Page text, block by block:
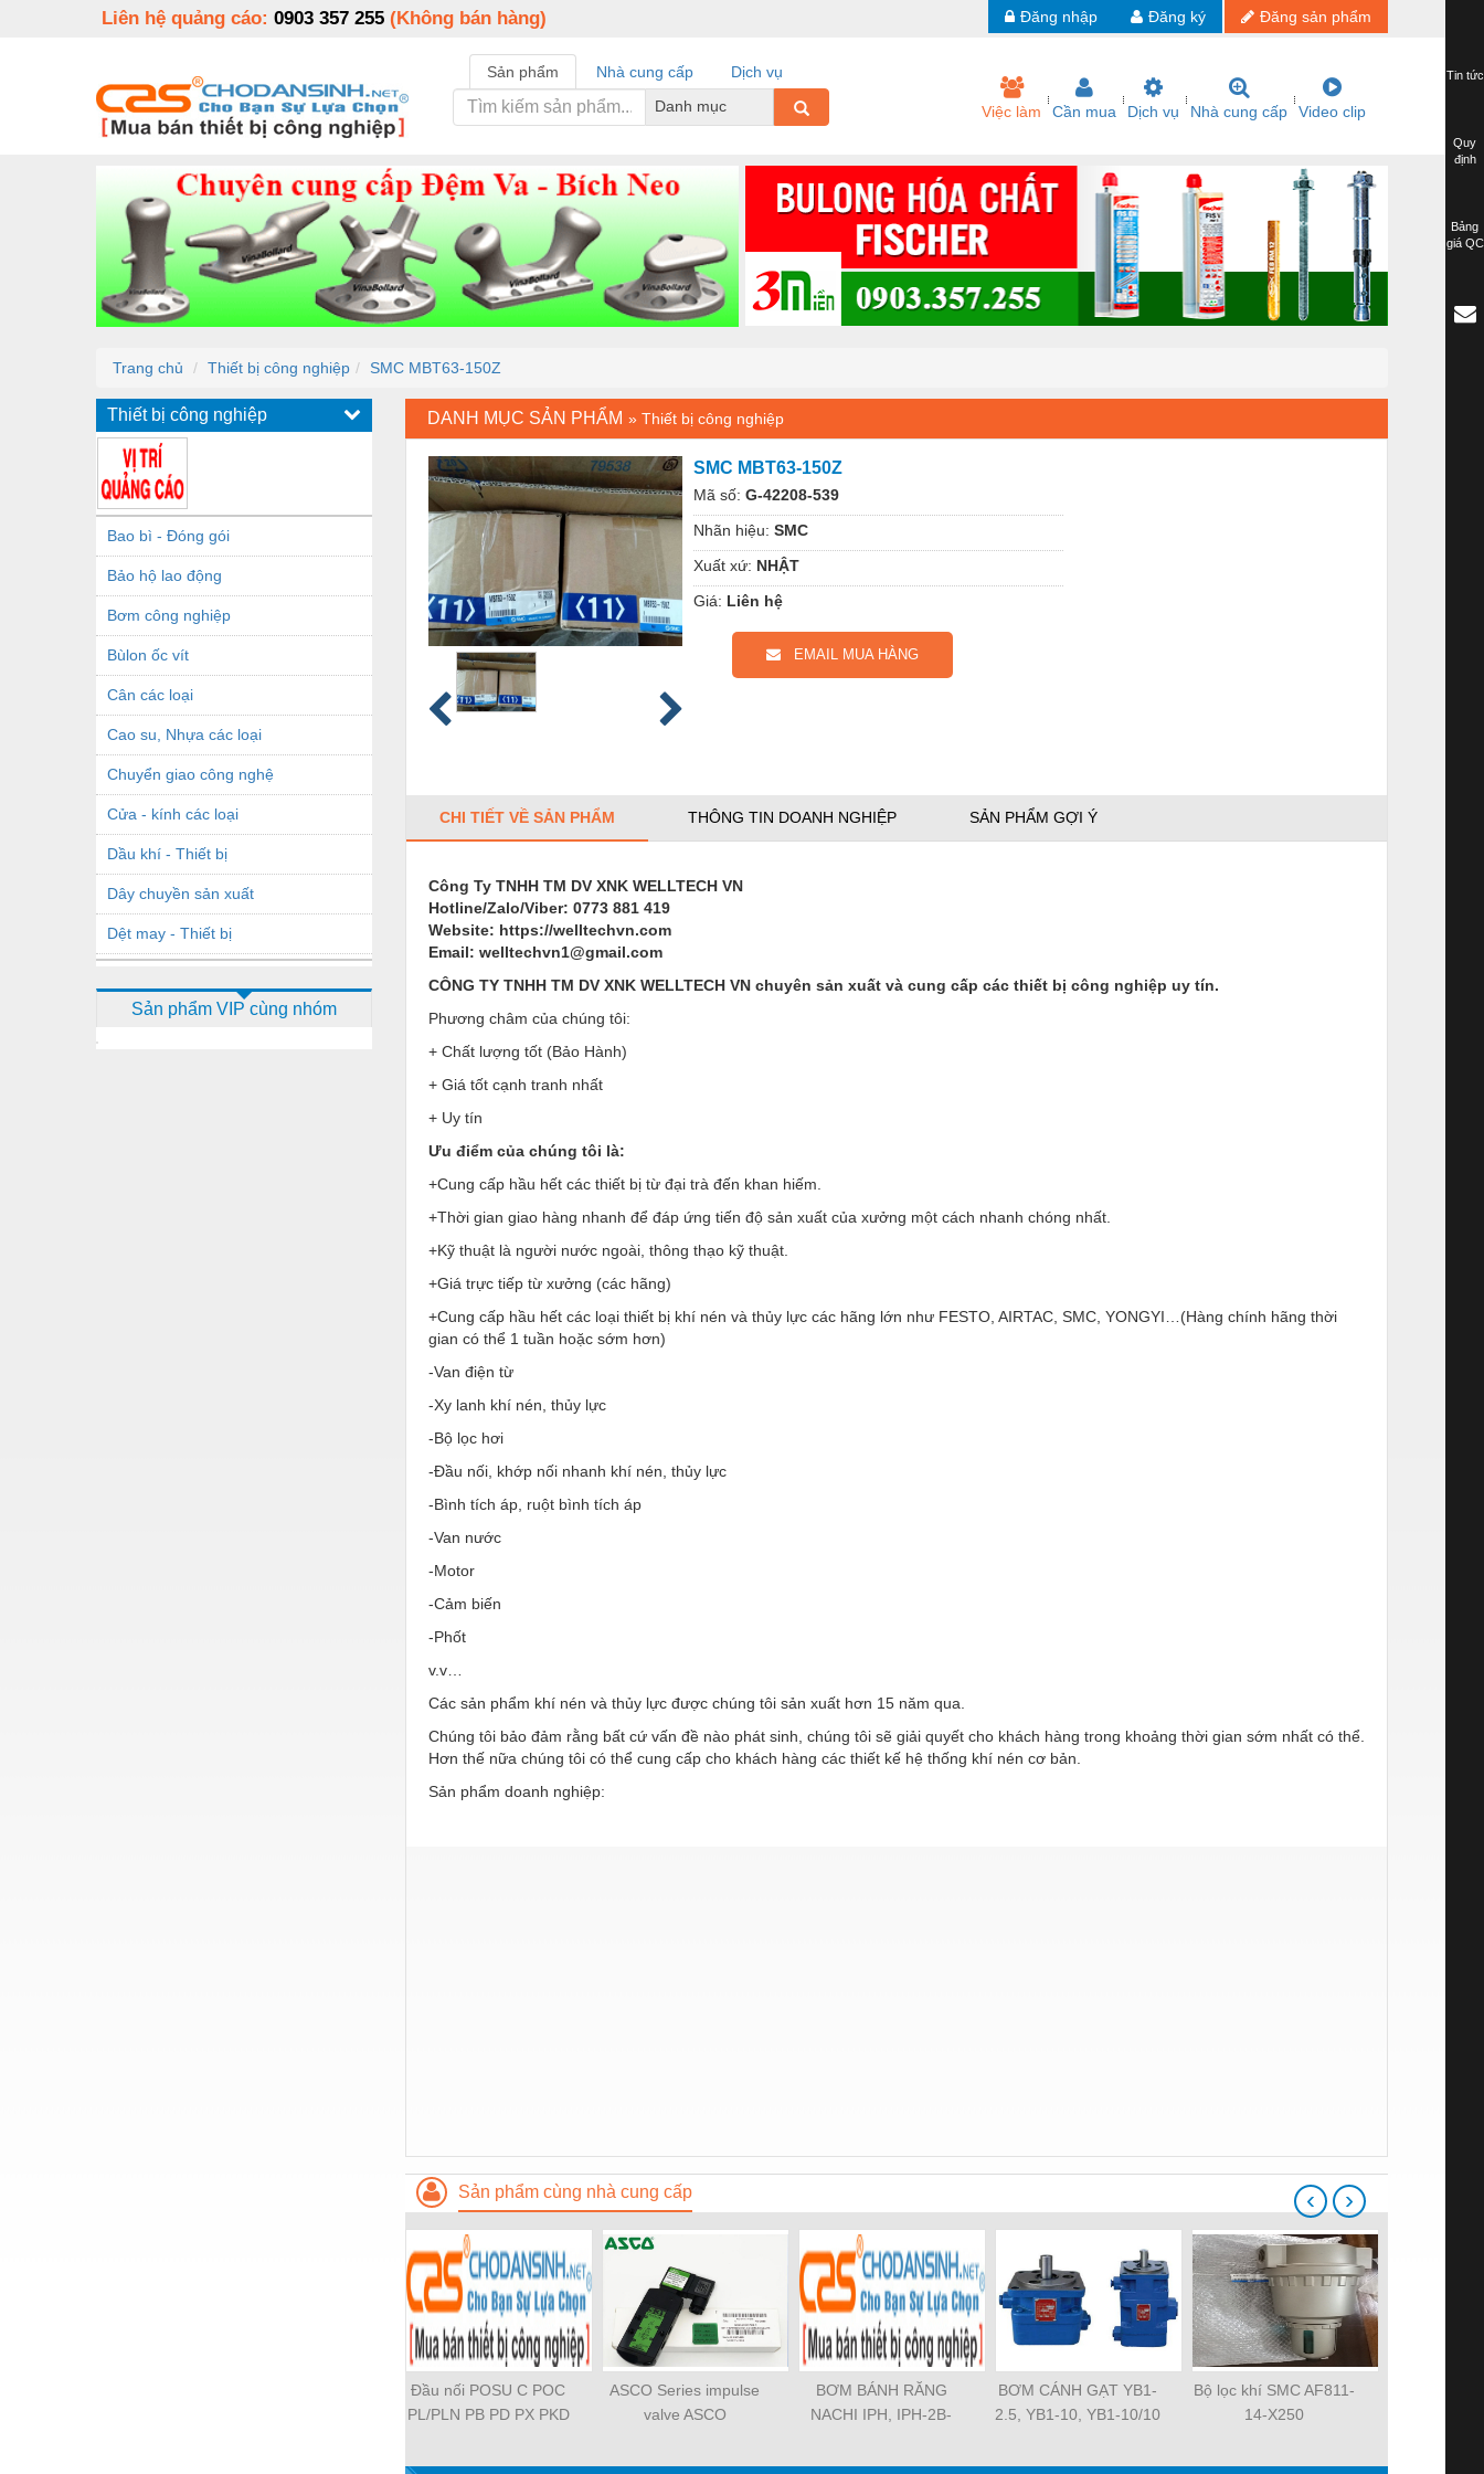
Liên hệ quảng cáo: 0903 357 255 (Không bán hàng) Đăng sản phẩm
Đăng ký
Đăng nhập
Sản phẩm Nhà cung cấp
Dịch vụ
Danh mục
Việc làm Cần mua Dịch vụ Nhà cung cấp Video clip
Trang chủ Thiết bị công nghiệp SMC MBT63-150Z
Thiết bị công nghiệp
Bao bì - Đóng gói
Bảo hộ lao động
Bơm công nghiệp
Bùlon ốc vít
Cân các loại
Cao su, Nhựa các loại
Chuyển giao công nghệ
Cửa - kính các loại
Dầu khí - Thiết bị
Dây chuyền sản xuất
Dệt may - Thiết bị
Dịch vụ - Thi công
Sản phẩm VIP cùng nhóm
DANH MỤC SẢN PHẨM » Thiết bị công nghiệp
SMC MBT63-150Z
Mã số: G-42208-539
Nhãn hiệu: SMC
Xuất xứ: NHẬT
Giá: Liên hệ
EMAIL MUA HÀNG
CHI TIẾT VỀ SẢN PHẨM THÔNG TIN DOANH NGHIỆP SẢN PHẨM GỢI Ý
Công Ty TNHH TM DV XNK WELLTECH VN
Hotline/Zalo/Viber: 0773 881 419
Website: https://welltechvn.com
Email: welltechvn1@gmail.com
CÔNG TY TNHH TM DV XNK WELLTECH VN chuyên sản xuất và cung cấp các thiết bị công nghiệp uy tín.
Phương châm của chúng tôi:
+ Chất lượng tốt (Bảo Hành)
+ Giá tốt cạnh tranh nhất
+ Uy tín
Ưu điểm của chúng tôi là:
+Cung cấp hầu hết các thiết bị từ đại trà đến khan hiếm.
+Thời gian giao hàng nhanh để đáp ứng tiến độ sản xuất của xưởng một cách nhanh chóng nhất.
+Kỹ thuật là người nước ngoài, thông thạo kỹ thuật.
+Giá trực tiếp từ xưởng (các hãng)
+Cung cấp hầu hết các loại thiết bị khí nén và thủy lực các hãng lớn như FESTO, AIRTAC, SMC, YONGYI…(Hàng chính hãng thời
gian có thể 1 tuần hoặc sớm hơn)
-Van điện từ
-Xy lanh khí nén, thủy lực
-Bộ lọc hơi
-Đầu nối, khớp nối nhanh khí nén, thủy lực
-Bình tích áp, ruột bình tích áp
-Van nước
-Motor
-Cảm biến
-Phốt
v.v…
Các sản phẩm khí nén và thủy lực được chúng tôi sản xuất hơn 15 năm qua.
Chúng tôi bảo đảm rằng bất cứ vấn đề nào phát sinh, chúng tôi sẽ giải quyết cho khách hàng trong khoảng thời gian sớm nhất có thể.
Hơn thế nữa chúng tôi có thể cung cấp cho khách hàng các thiết kế hệ thống khí nén cơ bản.
Sản phẩm doanh nghiệp:
Sản phẩm cùng nhà cung cấp
Đầu nối POSU C POC
PL/PLN PB PD PX PKD
PLF PMF PTL SL SS
ASCO Series impulse
valve ASCO
SCG353A044 ASCO
BƠM BÁNH RĂNG
NACHI IPH, IPH-2B-
IPH-2A-5-11, IPH-5A-
BƠM CÁNH GẠT YB1-
2.5, YB1-10, YB1-10/10
100/16 YB1-40/40,
Bộ lọc khí SMC AF811-
14-X250
‹ ›
Tin tức
Quy
định
Bảng
giá QC